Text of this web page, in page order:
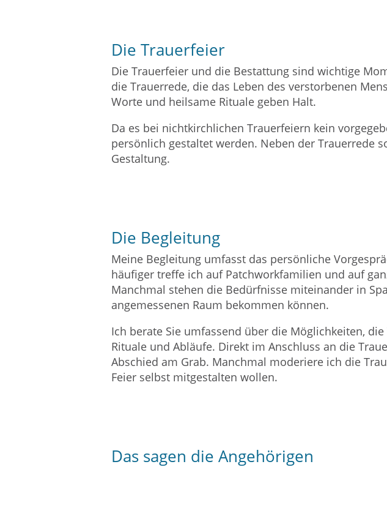
Die Trauerfeier
Die Trauerfeier und die Bestattung sind wichtige
die Trauerrede, die das Leben des verstorbenen
Worte und heilsame Rituale geben Halt.
Da es bei nichtkirchlichen Trauerfeiern kein
persönlich gestaltet werden. Neben der Trauerrede
Gestaltung.
Die Begleitung
Meine Begleitung umfasst das persönliche
häufiger treffe ich auf Patchworkfamilien und auf
Manchmal stehen die Bedürfnisse miteinander in
angemessenen Raum bekommen können.
Ich berate Sie umfassend über die Möglichkeiten,
Rituale und Abläufe. Direkt im Anschluss an die
Abschied am Grab. Manchmal moderiere ich die
Feier selbst mitgestalten wollen.
Das sagen die Angehörigen